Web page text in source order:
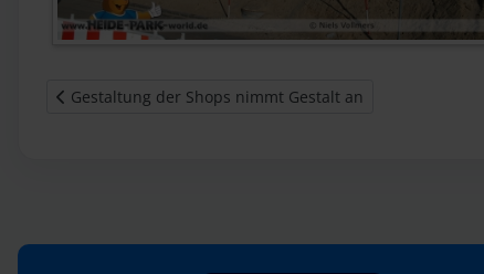
Vorheriger Beitrag: Gestaltung der Shops nimmt Gestalt an
Gestaltung der Shops nimmt Gestalt an